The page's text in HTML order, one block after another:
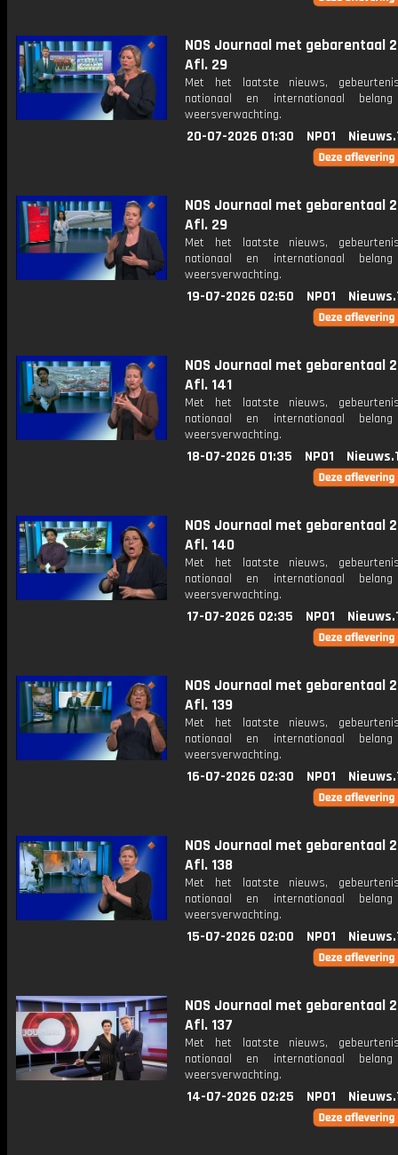
NOS Journaal met gebarentaal
Afl. 29
Met het laatste nieuws,
nationaal en internationaal
weersverwachting.
20-07-2026 01:30 NPO1
NOS Journaal met gebarentaal
Afl. 29
Met het laatste nieuws,
nationaal en internationaal
weersverwachting.
19-07-2026 02:50 NPO1
NOS Journaal met gebarentaal
Afl. 141
Met het laatste nieuws,
nationaal en internationaal
weersverwachting.
18-07-2026 01:35 NPO1
NOS Journaal met gebarentaal
Afl. 140
Met het laatste nieuws,
nationaal en internationaal
weersverwachting.
17-07-2026 02:35 NPO1
NOS Journaal met gebarentaal
Afl. 139
Met het laatste nieuws,
nationaal en internationaal
weersverwachting.
16-07-2026 02:30 NPO1
NOS Journaal met gebarentaal
Afl. 138
Met het laatste nieuws,
nationaal en internationaal
weersverwachting.
15-07-2026 02:00 NPO1
NOS Journaal met gebarentaal
Afl. 137
Met het laatste nieuws,
nationaal en internationaal
weersverwachting.
14-07-2026 02:25 NPO1